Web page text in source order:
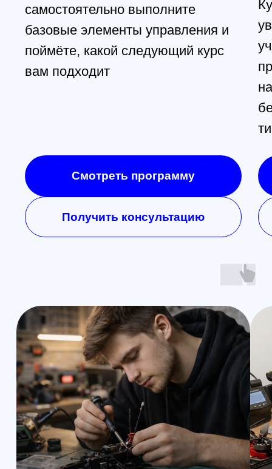
Производство
+7 (499) 408-47-42
Санкт-Петербург
Москва
Доставка и оплата из интернет-
магазина
Условия возврата товара
+7 (812) 648-47-42